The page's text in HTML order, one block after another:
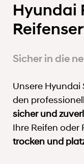
Hyundai
Sicher in die
Unsere
den
sicher und
Ihre Reifen oder
trocken und